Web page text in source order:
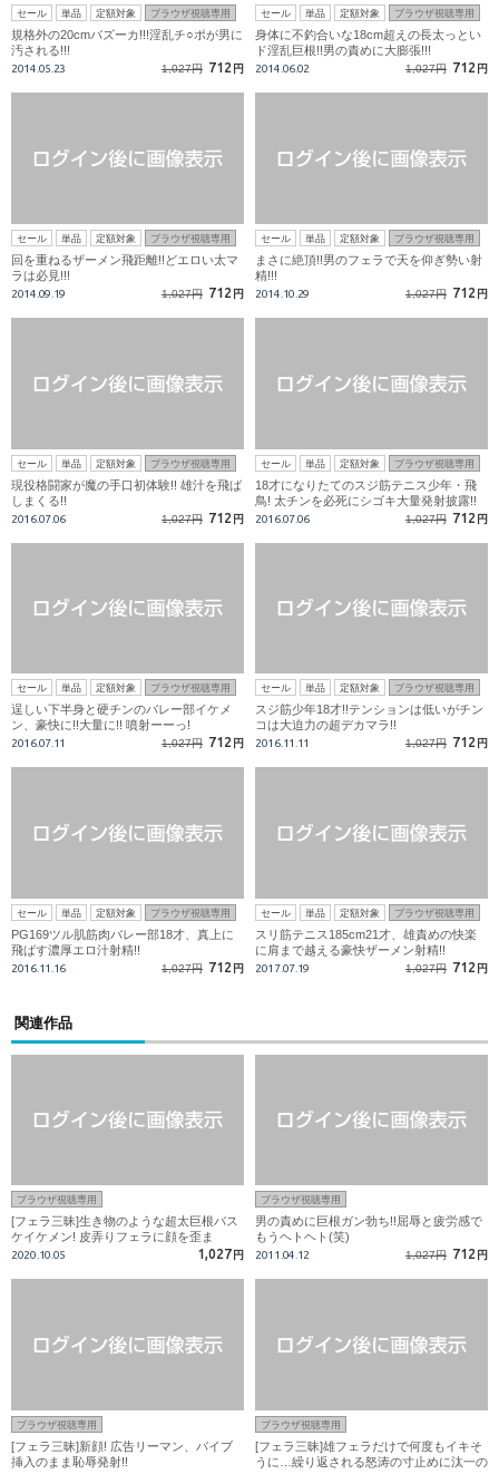
セール 単品 定額対象 ブラウザ視聴専用
規格外の20cmバズーカ!!!淫乱チ○ポが男に
汚される!!!
2014.05.23 1,027円 712 円
セール 単品 定額対象 ブラウザ視聴専用
身体に不釣合いな18cm超えの長太っとい
ド淫乱巨根!!男の責めに大膨張!!!
2014.06.02 1,027円 712 円
セール 単品 定額対象 ブラウザ視聴専用
回を重ねるザーメン飛距離!!どエロい太マ
ラは必見!!!
2014.09.19 1,027円 712 円
セール 単品 定額対象 ブラウザ視聴専用
まさに絶頂!!男のフェラで天を仰ぎ勢い射
精!!!
2014.10.29 1,027円 712 円
セール 単品 定額対象 ブラウザ視聴専用
現役格闘家が魔の手口初体験!! 雄汁を飛ば
しまくる!!
2016.07.06 1,027円 712 円
セール 単品 定額対象 ブラウザ視聴専用
18才になりたてのスジ筋テニス少年・飛
鳥! 太チンを必死にシゴキ大量発射披露!!
2016.07.06 1,027円 712 円
セール 単品 定額対象 ブラウザ視聴専用
逞しい下半身と硬チンのバレー部イケメ
ン、豪快に!!大量に!! 噴射ーーっ!
2016.07.11 1,027円 712 円
セール 単品 定額対象 ブラウザ視聴専用
スジ筋少年18才!!テンションは低いがチン
コは大迫力の超デカマラ!!
2016.11.11 1,027円 712 円
セール 単品 定額対象 ブラウザ視聴専用
PG169ツル肌筋肉バレー部18才、真上に
飛ばす濃厚エロ汁射精!!
2016.11.16 1,027円 712 円
セール 単品 定額対象 ブラウザ視聴専用
スリ筋テニス185cm21才、雄責めの快楽
に肩まで越える豪快ザーメン射精!!
2017.07.19 1,027円 712 円
関連作品
ブラウザ視聴専用
[フェラ三昧]生き物のような超太巨根バス
ケイケメン! 皮弄りフェラに顔を歪ま
せ…!！
2020.10.05 1,027 円
ブラウザ視聴専用
男の責めに巨根ガン勃ち!!屈辱と疲労感で
もうヘトヘト(笑)
2011.04.12 1,027円 712 円
ブラウザ視聴専用
[フェラ三昧]新顔! 広告リーマン、バイブ
挿入のまま恥辱発射!!
ブラウザ視聴専用
[フェラ三昧]雄フェラだけで何度もイキそ
うに…繰り返される怒涛の寸止めに汰一の